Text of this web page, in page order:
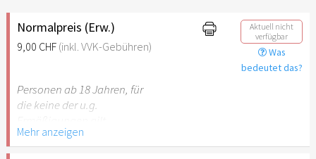
Normalpreis (Erw.)
9,00 CHF (inkl. VVK-Gebühren)
Aktuell nicht
verfügbar
Was
bedeutet das?
Personen ab 18 Jahren, für
die keine der u.g.
Mehr anzeigen